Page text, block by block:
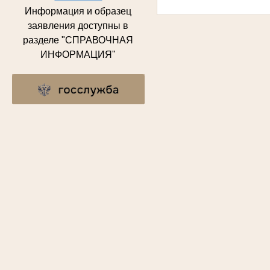
Информация и образец
заявления доступны в
разделе "СПРАВОЧНАЯ
ИНФОРМАЦИЯ"